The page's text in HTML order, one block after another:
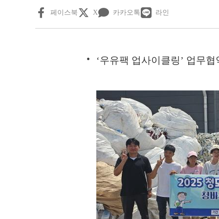
페이스북 X 카카오톡 라인
‘우유팩 업사이클링’ 업무